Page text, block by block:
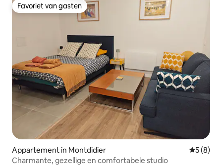
Favoriet van gasten
Favoriet van gasten
Appartement in Montdidier
5 (8)
Charmante, gezellige en comfortabele studio